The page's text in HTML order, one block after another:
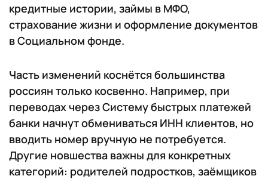
кредитные истории, займы в МФО,
страхование жизни и оформление документов
в Социальном фонде.
Часть изменений коснётся большинства
россиян только косвенно. Например, при
переводах через Систему быстрых платежей
банки начнут обмениваться ИНН клиентов, но
вводить номер вручную не потребуется.
Другие новшества важны для конкретных
категорий: родителей подростков, заёмщиков